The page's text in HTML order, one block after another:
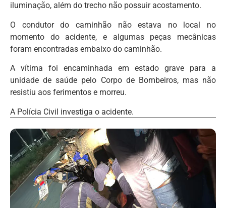
iluminação, além do trecho não possuir acostamento.
O condutor do caminhão não estava no local no
momento do acidente, e algumas peças mecânicas
foram encontradas embaixo do caminhão.
A vítima foi encaminhada em estado grave para a
unidade de saúde pelo Corpo de Bombeiros, mas não
resistiu aos ferimentos e morreu.
A Polícia Civil investiga o acidente.